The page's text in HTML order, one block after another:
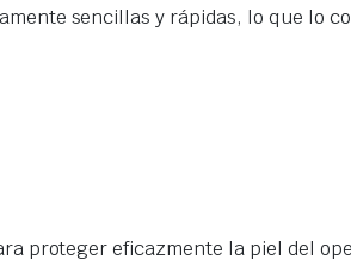
sencillas y rápidas, lo que lo
proteger eficazmente la piel del